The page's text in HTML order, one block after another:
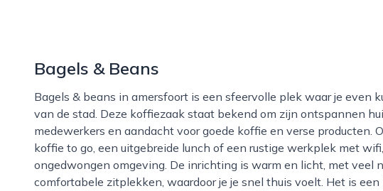
Bagels & Beans
Bagels & beans in amersfoort is een sfeervolle plek waar je even kunt ontsnappen aan de drukte
van de stad. Deze koffiezaak staat bekend om zijn ontspannen
medewerkers en aandacht voor goede koffie en verse producten.
koffie to go, een uitgebreide lunch of een rustige werkplek met
ongedwongen omgeving. De inrichting is warm en licht, met veel
comfortabele zitplekken, waardoor je je snel thuis voelt. Het is